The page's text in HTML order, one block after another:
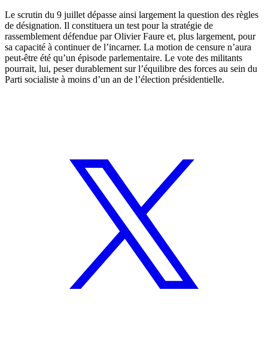
Le scrutin du 9 juillet dépasse ainsi largement la question des règles
de désignation. Il constituera un test pour la stratégie de
rassemblement défendue par Olivier Faure et, plus largement, pour
sa capacité à continuer de l’incarner. La motion de censure n’aura
peut-être été qu’un épisode parlementaire. Le vote des militants
pourrait, lui, peser durablement sur l’équilibre des forces au sein du
Parti socialiste à moins d’un an de l’élection présidentielle.